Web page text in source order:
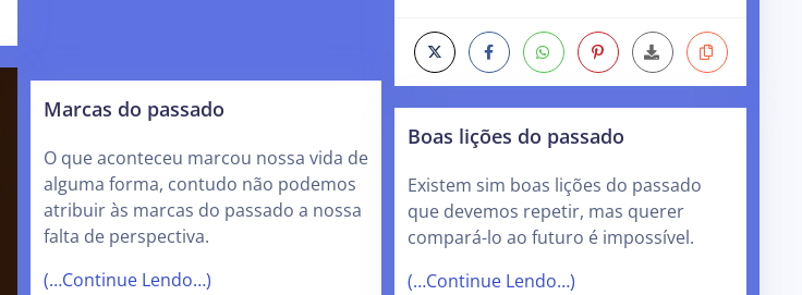
Marcas do passado
O que aconteceu marcou nossa vida de
alguma forma, contudo não podemos
atribuir às marcas do passado a nossa
falta de perspectiva.
(…Continue Lendo…)
Boas lições do passado
Existem sim boas lições do passado
que devemos repetir, mas querer
compará-lo ao futuro é impossível.
(…Continue Lendo…)